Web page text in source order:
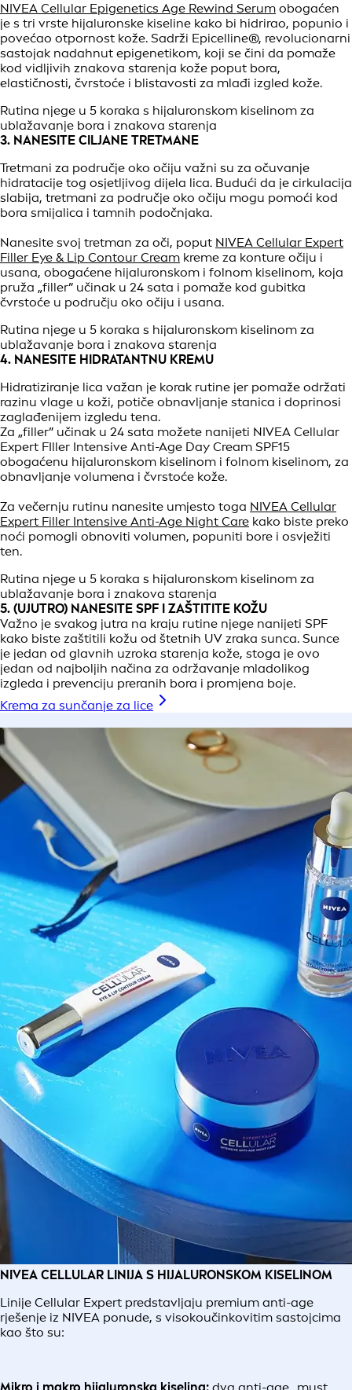
NIVEA Cellular Epigenetics Age Rewind Serum obogaćen
je s tri vrste hijaluronske kiseline kako bi hidrirao, popunio i
povećao otpornost kože. Sadrži Epicelline®, revolucionarni
sastojak nadahnut epigenetikom, koji se čini da pomaže
kod vidljivih znakova starenja kože poput bora,
elastičnosti, čvrstoće i blistavosti za mlađi izgled kože.
Rutina njege u 5 koraka s hijaluronskom kiselinom za
ublažavanje bora i znakova starenja
3. NANESITE CILJANE TRETMANE
Tretmani za područje oko očiju važni su za očuvanje
hidratacije tog osjetljivog dijela lica. Budući da je cirkulacija
slabija, tretmani za područje oko očiju mogu pomoći kod
bora smijalica i tamnih podočnjaka.
Nanesite svoj tretman za oči, poput NIVEA Cellular Expert
Filler Eye & Lip Contour Cream kreme za konture očiju i
usana, obogaćene hijaluronskom i folnom kiselinom, koja
pruža „filler” učinak u 24 sata i pomaže kod gubitka
čvrstoće u području oko očiju i usana.
Rutina njege u 5 koraka s hijaluronskom kiselinom za
ublažavanje bora i znakova starenja
4. NANESITE HIDRATANTNU KREMU
Hidratiziranje lica važan je korak rutine jer pomaže održati
razinu vlage u koži, potiče obnavljanje stanica i doprinosi
zaglađenijem izgledu tena.
Za „filler” učinak u 24 sata možete nanijeti NIVEA Cellular
Expert FIller Intensive Anti-Age Day Cream SPF15
obogaćenu hijaluronskom kiselinom i folnom kiselinom, za
obnavljanje volumena i čvrstoće kože.
Za večernju rutinu nanesite umjesto toga NIVEA Cellular
Expert Filler Intensive Anti-Age Night Care kako biste preko
noći pomogli obnoviti volumen, popuniti bore i osvježiti
ten.
Rutina njege u 5 koraka s hijaluronskom kiselinom za
ublažavanje bora i znakova starenja
5. (UJUTRO) NANESITE SPF I ZAŠTITITE KOŽU
Važno je svakog jutra na kraju rutine njege nanijeti SPF
kako biste zaštitili kožu od štetnih UV zraka sunca. Sunce
je jedan od glavnih uzroka starenja kože, stoga je ovo
jedan od najboljih načina za održavanje mladolikog
izgleda i prevenciju preranih bora i promjena boje.
Krema za sunčanje za lice
NIVEA CELLULAR LINIJA S HIJALURONSKOM KISELINOM
Linije Cellular Expert predstavljaju premium anti-age
rješenje iz NIVEA ponude, s visokoučinkovitim sastojcima
kao što su: